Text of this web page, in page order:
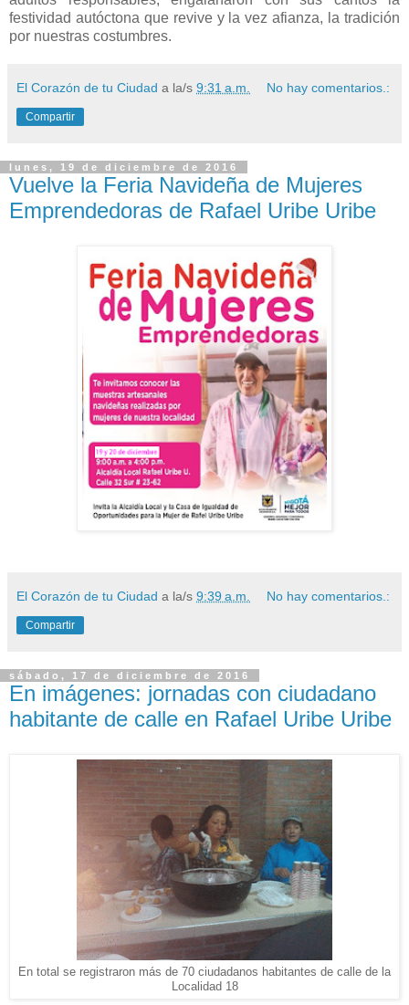
festividad autóctona que revive y la vez afianza, la tradición
por nuestras costumbres.
El Corazón de tu Ciudad a la/s 9:31 a.m. No hay comentarios.:
Compartir
lunes, 19 de diciembre de 2016
Vuelve la Feria Navideña de Mujeres
Emprendedoras de Rafael Uribe Uribe
El Corazón de tu Ciudad a la/s 9:39 a.m. No hay comentarios.:
Compartir
sábado, 17 de diciembre de 2016
En imágenes: jornadas con ciudadano
habitante de calle en Rafael Uribe Uribe
En total se registraron más de 70 ciudadanos habitantes de calle de la
Localidad 18